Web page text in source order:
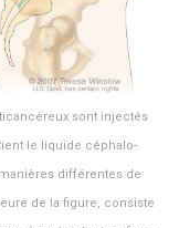
sont injectés
le liquide céphalo-
différentes de
de la figure, consiste